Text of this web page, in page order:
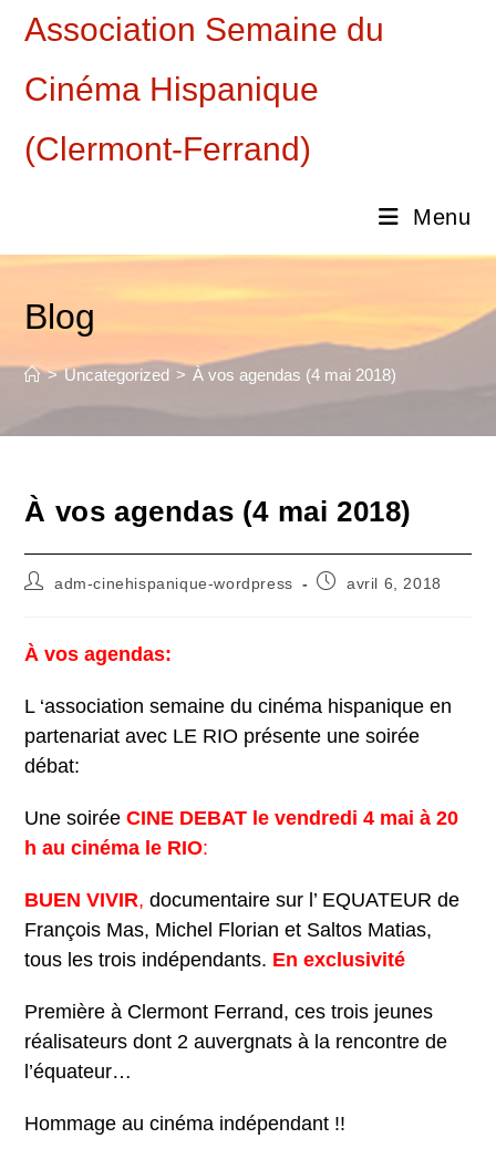
Association Semaine du
Cinéma Hispanique
(Clermont-Ferrand)
Menu
Blog
> Uncategorized > À vos agendas (4 mai 2018)
À vos agendas (4 mai 2018)
Auteur/autrice
publication :
adm-cinehispanique-wordpress
Publication
avril 6, 2018
À vos agendas:
L ‘association semaine du cinéma hispanique en
partenariat avec LE RIO présente une soirée
débat:
Une soiréeCINE DEBAT le vendredi 4 mai à 20
h au cinéma le RIO:
BUEN VIVIR, documentaire sur l’ EQUATEUR de
François Mas, Michel Florian et Saltos Matias,
tous les trois indépendants. En exclusivité
Première à Clermont Ferrand, ces trois jeunes
réalisateurs dont 2 auvergnats à la rencontre de
l’équateur…
Hommage au cinéma indépendant !!